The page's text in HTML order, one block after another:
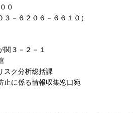
０
３－６２０６－６６１０）
関３－２－１
スク分析総括課
止に係る情報収集窓口宛